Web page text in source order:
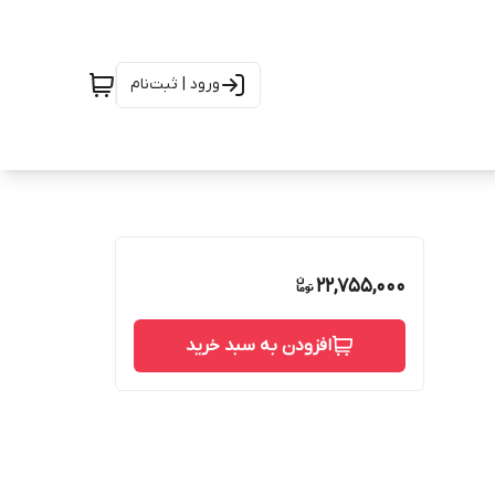
ورود | ثبت‌نام
22,755,000
افزودن به سبد خرید